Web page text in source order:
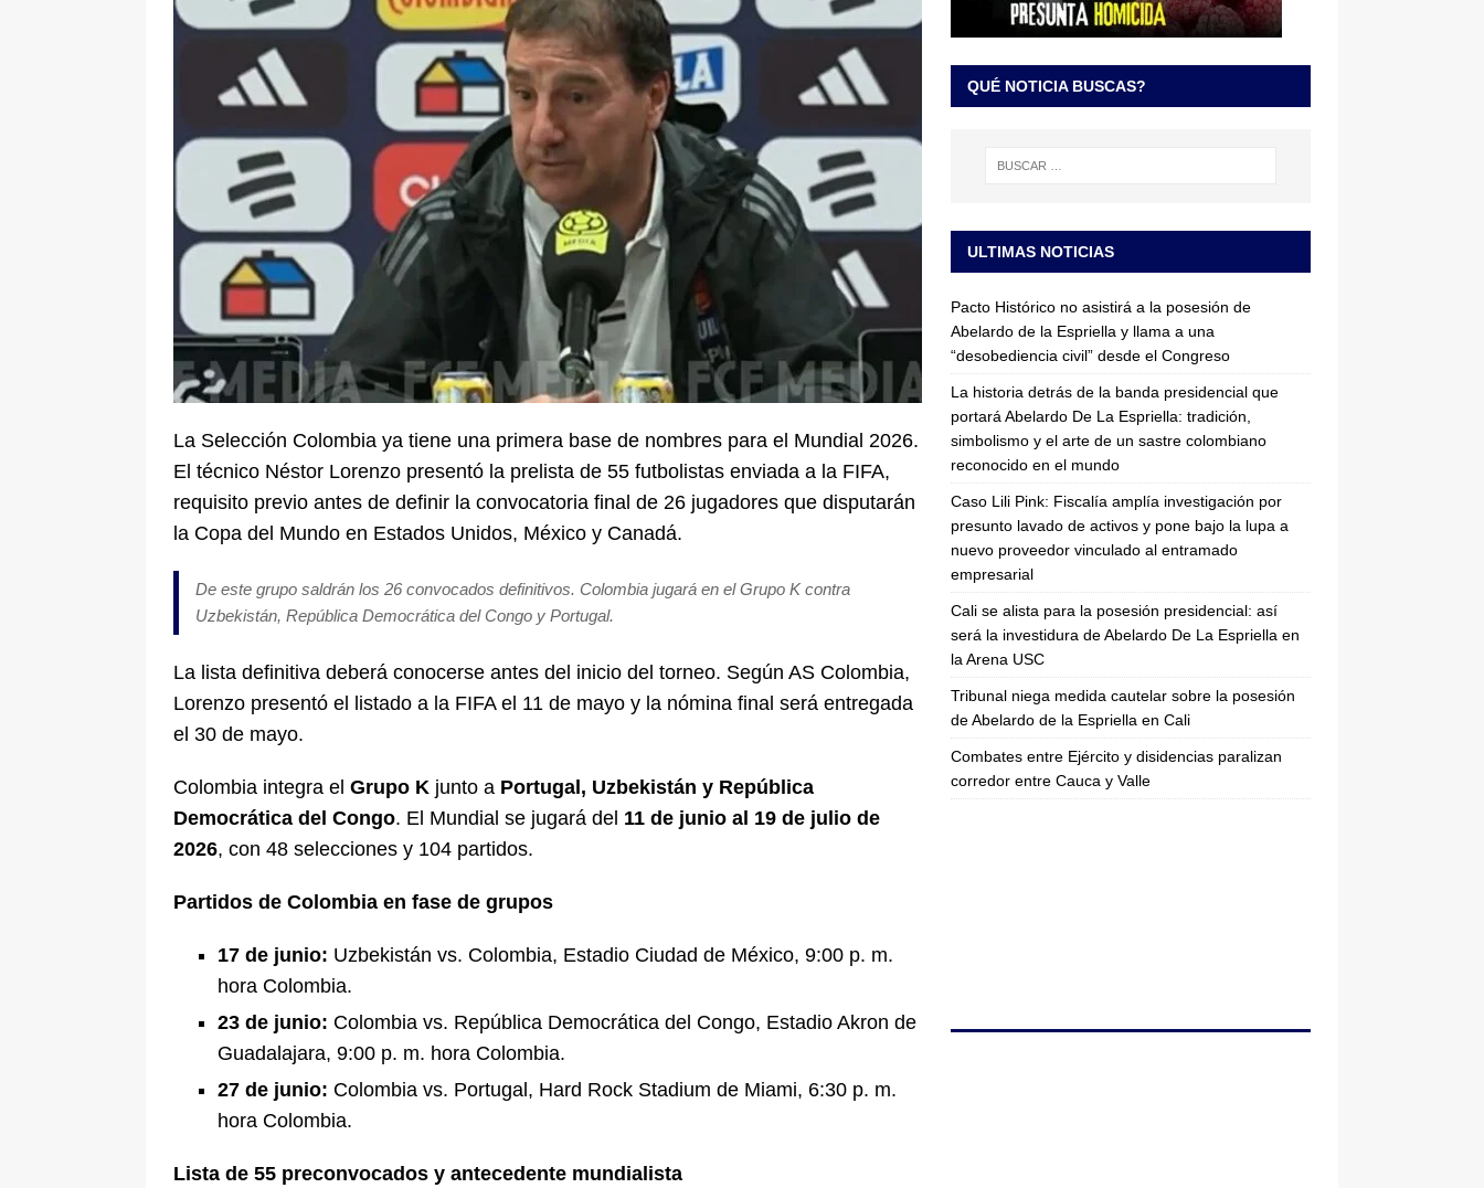
De La Espriella en la Arena USC LO ÚLTIMO
[ 6 de agosto de 2026 ] Tribunal niega medida cautelar sobre la posesión de Abelardo de la Espriella
en Cali
La Selección Colombia ya tiene una primera base de nombres para el Mundial 2026.
El técnico Néstor Lorenzo presentó la prelista de 55 futbolistas enviada a la FIFA,
requisito previo antes de definir la convocatoria final de 26 jugadores que disputarán
la Copa del Mundo en Estados Unidos, México y Canadá.
De este grupo saldrán los 26 convocados definitivos. Colombia jugará en el Grupo K contra
Uzbekistán, República Democrática del Congo y Portugal.
La lista definitiva deberá conocerse antes del inicio del torneo. Según AS Colombia,
Lorenzo presentó el listado a la FIFA el 11 de mayo y la nómina final será entregada
el 30 de mayo.
Colombia integra el Grupo K junto a Portugal, Uzbekistán y República
Democrática del Congo. El Mundial se jugará del 11 de junio al 19 de julio de
2026, con 48 selecciones y 104 partidos.
Partidos de Colombia en fase de grupos
17 de junio: Uzbekistán vs. Colombia, Estadio Ciudad de México, 9:00 p. m.
hora Colombia.
23 de junio: Colombia vs. República Democrática del Congo, Estadio Akron de
Guadalajara, 9:00 p. m. hora Colombia.
27 de junio: Colombia vs. Portugal, Hard Rock Stadium de Miami, 6:30 p. m.
hora Colombia.
Lista de 55 preconvocados y antecedente mundialista
QUÉ NOTICIA BUSCAS?
ULTIMAS NOTICIAS
Pacto Histórico no asistirá a la posesión de
Abelardo de la Espriella y llama a una
“desobediencia civil” desde el Congreso
La historia detrás de la banda presidencial que
portará Abelardo De La Espriella: tradición,
simbolismo y el arte de un sastre colombiano
reconocido en el mundo
Caso Lili Pink: Fiscalía amplía investigación por
presunto lavado de activos y pone bajo la lupa a
nuevo proveedor vinculado al entramado
empresarial
Cali se alista para la posesión presidencial: así
será la investidura de Abelardo De La Espriella en
la Arena USC
Tribunal niega medida cautelar sobre la posesión
de Abelardo de la Espriella en Cali
Combates entre Ejército y disidencias paralizan
corredor entre Cauca y Valle